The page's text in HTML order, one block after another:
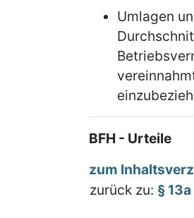
Umlagen
BFH - Urteile
zum
zurück zu: §